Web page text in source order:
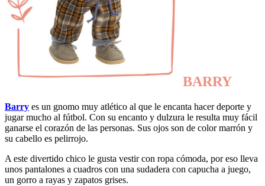
BARRY
Barry es un gnomo muy atlético al que le encanta hacer deporte y
jugar mucho al fútbol. Con su encanto y dulzura le resulta muy fácil
ganarse el corazón de las personas. Sus ojos son de color marrón y
su cabello es pelirrojo.
A este divertido chico le gusta vestir con ropa cómoda, por eso lleva
unos pantalones a cuadros con una sudadera con capucha a juego,
un gorro a rayas y zapatos grises.